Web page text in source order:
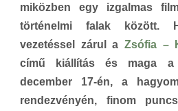
miközben egy izgalmas
történelmi falak között.
vezetéssel zárul a Zsófia –
című kiállítás és maga
december 17-én, a
rendezvényén, finom